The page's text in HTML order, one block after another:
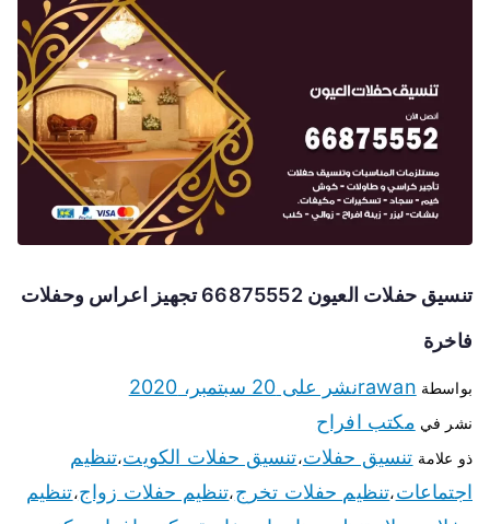
تنسيق حفلات العيون 66875552 تجهيز اعراس وحفلات
فاخرة
بواسطة rawanنشر على 20 سبتمبر، 2020
نشر في مكتب افراح
ذو علامة تنسيق حفلات،تنسيق حفلات الكويت،تنظيم
اجتماعات،تنظيم حفلات تخرج،تنظيم حفلات زواج،تنظيم